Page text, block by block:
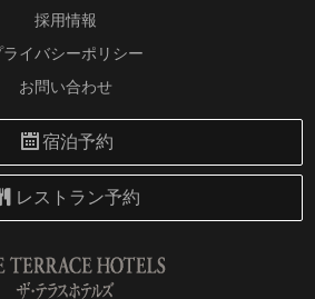
採用情報
ライバシーポリシー
お問い合わせ
宿泊予約
レストラン予約